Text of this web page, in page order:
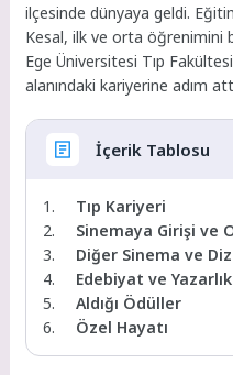
ilçesinde dünyaya geldi.
Kesal, ilk ve orta öğrenimini
Ege Üniversitesi Tıp
alanındaki kariyerine adım
İçerik Tablosu
Tıp Kariyeri
Sinemaya Girişi ve
Diğer Sinema ve
Edebiyat ve Yazarlık
Aldığı Ödüller
Özel Hayatı